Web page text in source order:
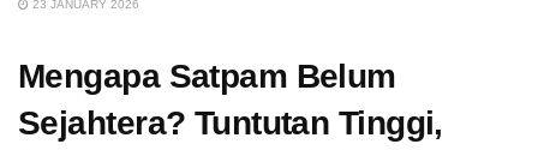
23 JANUARY 2026
Mengapa Satpam Belum
Sejahtera? Tuntutan Tinggi,